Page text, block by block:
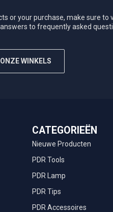
or your purchase, make sure to
to frequently asked
WINKELS
CATEGORIEËN
Nieuwe Producten
PDR Tools
PDR Lamp
PDR Tips
PDR Accessoires